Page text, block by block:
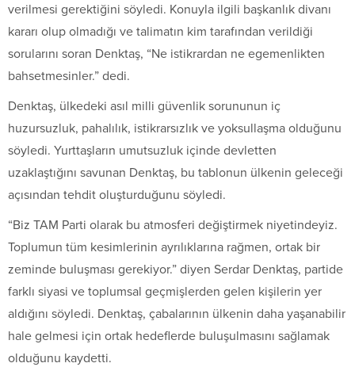
verilmesi gerektiğini söyledi. Konuyla ilgili başkanlık divanı
kararı olup olmadığı ve talimatın kim tarafından verildiği
sorularını soran Denktaş, “Ne istikrardan ne egemenlikten
bahsetmesinler.” dedi.
Denktaş, ülkedeki asıl milli güvenlik sorununun iç
huzursuzluk, pahalılık, istikrarsızlık ve yoksullaşma olduğunu
söyledi. Yurttaşların umutsuzluk içinde devletten
uzaklaştığını savunan Denktaş, bu tablonun ülkenin geleceği
açısından tehdit oluşturduğunu söyledi.
“Biz TAM Parti olarak bu atmosferi değiştirmek niyetindeyiz.
Toplumun tüm kesimlerinin ayrılıklarına rağmen, ortak bir
zeminde buluşması gerekiyor.” diyen Serdar Denktaş, partide
farklı siyasi ve toplumsal geçmişlerden gelen kişilerin yer
aldığını söyledi. Denktaş, çabalarının ülkenin daha yaşanabilir
hale gelmesi için ortak hedeflerde buluşulmasını sağlamak
olduğunu kaydetti.